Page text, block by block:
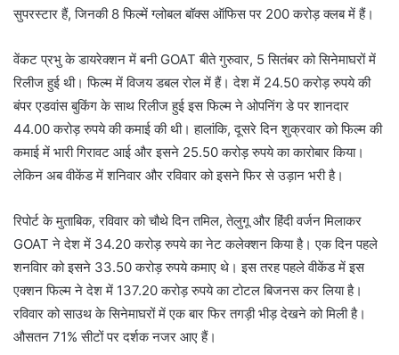
सुपरस्‍टार हैं, जिनकी 8 फिल्‍में ग्‍लोबल बॉक्‍स ऑफिस पर 200 करोड़ क्‍लब में हैं।
वेंकट प्रभु के डायरेक्‍शन में बनी GOAT बीते गुरुवार, 5 सितंबर को सिनेमाघरों में
रिलीज हुई थी। फिल्‍म में विजय डबल रोल में हैं। देश में 24.50 करोड़ रुपये की
बंपर एडवांस बुकिंग के साथ रिलीज हुई इस फिल्‍म ने ओपनिंग डे पर शानदार
44.00 करोड़ रुपये की कमाई की थी। हालांकि, दूसरे दिन शुक्रवार को फिल्‍म की
कमाई में भारी गिरावट आई और इसने 25.50 करोड़ रुपये का कारोबार किया।
लेकिन अब वीकेंड में शनिवार और रव‍िवार को इसने फिर से उड़ान भरी है।
रिपोर्ट के मुताबिक, रविवार को चौथे दिन तमिल, तेलुगू और हिंदी वर्जन मिलाकर
GOAT ने देश में 34.20 करोड़ रुपये का नेट कलेक्‍शन किया है। एक दिन पहले
शनविार को इसने 33.50 करोड़ रुपये कमाए थे। इस तरह पहले वीकेंड में इस
एक्‍शन फिल्‍म ने देश में 137.20 करोड़ रुपये का टोटल बिजनस कर लिया है।
रविवार को साउथ के सिनेमाघरों में एक बार फिर तगड़ी भीड़ देखने को मिली है।
औसतन 71% सीटों पर दर्शक नजर आए हैं।